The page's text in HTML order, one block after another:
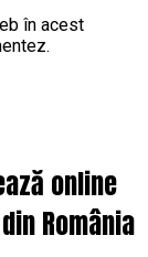
în acest
online
România